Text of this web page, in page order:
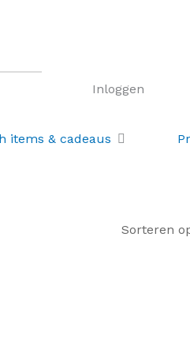
Inloggen
items & cadeaus Open